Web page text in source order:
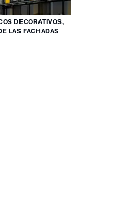
DECORATIVOS,
LAS FACHADAS